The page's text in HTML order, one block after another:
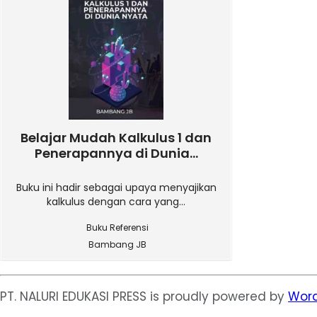
Belajar Mudah Kalkulus 1 dan
Penerapannya di Dunia...
Buku ini hadir sebagai upaya menyajikan
kalkulus dengan cara yang...
Buku Referensi
Bambang JB
PT. NALURI EDUKASI PRESS is proudly powered by